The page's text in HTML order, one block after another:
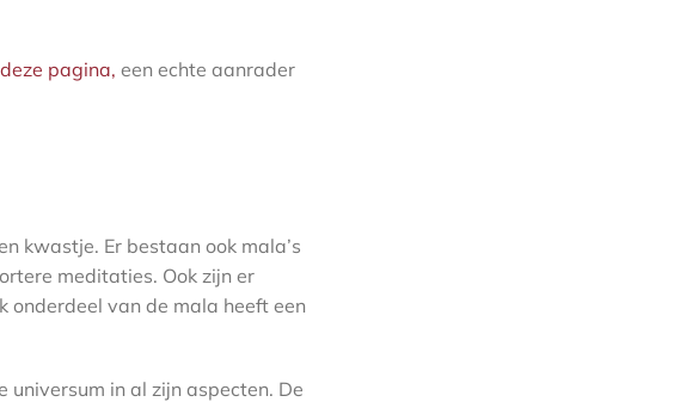
pagina, een echte aanrader
kwastje. Er bestaan ook mala’s
meditaties. Ook zijn er
onderdeel van de mala heeft een
in al zijn aspecten. De